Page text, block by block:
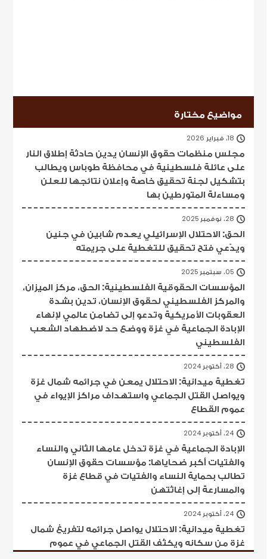
مواضيع مختارة
18، فبراير 2026
مجلس منظمات حقوق الإنسان يدين حادثة إطلاق النار
على عائلة فلسطينية في محافظة طوباس ويطالب
بتشكيل لجنة تحقيق خاصة وإعلان نتائجها للعلن
ومساءلة المتورطين بها
28، نوفمبر 2025
الحق: الاحتلال الإسرائيلي يعدم شابين في جنين
ويدّعي فتح تحقيق للتغطية على جريمته
05، سبتمبر 2025
المؤسسات الحقوقية الفلسطينية: الحق، مركز الميزان،
والمركز الفلسطيني لحقوق الإنسان، تدين بشدة
العقوبات الأمريكية وتدعو إلى تضامن عالمي لإنهاء
الإبادة الجماعية في غزة ووضع حد لاضطهاد الشعب
الفلسطيني
28، أكتوبر 2024
تغطية ميدانية: الاحتلال يمعن في جرائمه شمال غزة
ويواصل القتل الجماعي واستهداف مراكز الإيواء في
عموم القطاع
24، أكتوبر 2024
الإبادة الجماعية في غزة تدخل عامها الثاني والنساء
والفتيات أكبر ضحاياها: مؤسسات حقوق الإنسان
تطالب بحماية النساء والفتيات في قطاع غزة
والمسارعة إلى إغاثتهن
24، أكتوبر 2024
تغطية ميدانية: الاحتلال يواصل جرائمه لتفريغ شمال
غزة من سكانه ويكثف القتل الجماعي في عموم